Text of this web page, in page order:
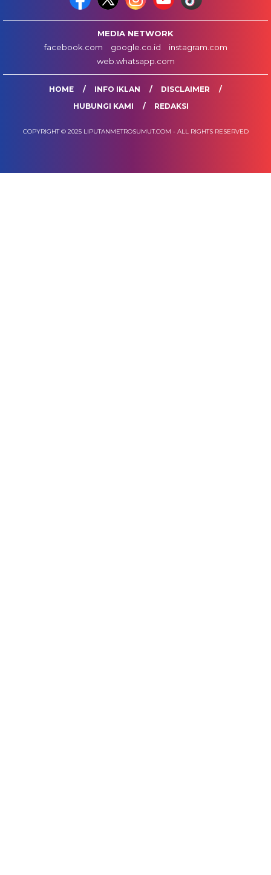
MEDIA NETWORK
facebook.com
google.co.id
instagram.com
web.whatsapp.com
HOME INFO IKLAN
DISCLAIMER
HUBUNGI KAMI
REDAKSI
COPYRIGHT © 2025 LIPUTANMETROSUMUT.COM - ALL RIGHTS RESERVED